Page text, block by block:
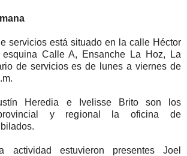
servicios está situado en la calle Héctor
esquina Calle A, Ensanche La Hoz, La
de servicios es de lunes a viernes de
Heredia e Ivelisse Brito son los
provincial y regional la oficina de
actividad estuvieron presentes Joel